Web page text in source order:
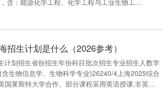
含：能源化学工程、化学工程与工业生物工
工程(中外合作办学)(与英国莱斯特大学合作，部
生计划是什么（2026参考）
划招生省份招生年份科目批次招生专业招生人数学
生物信息学、生物科学专业)26240/4上海2025综合
莱斯特大学合作。部分课程采用英语授课,非英语